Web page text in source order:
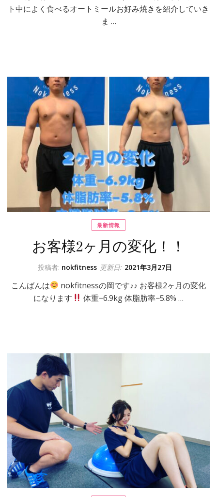
ト中によく食べるオートミールお好み焼きを紹介していき
ま …
最新情報
お客様2ヶ月の変化！！
投稿者: nokfitness 更新日: 2021年3月27日
こんばんは
nokfitnessの岡です♪♪ お客様2ヶ月の変化
になります
体重−6.9kg 体脂肪率−5.8% …